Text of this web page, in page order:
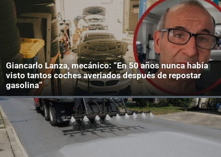
Giancarlo Lanza, mecánico: “En 50 años nunca había
visto tantos coches averiados después de repostar
gasolina”